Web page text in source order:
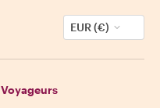
EUR (€)
Voyageurs